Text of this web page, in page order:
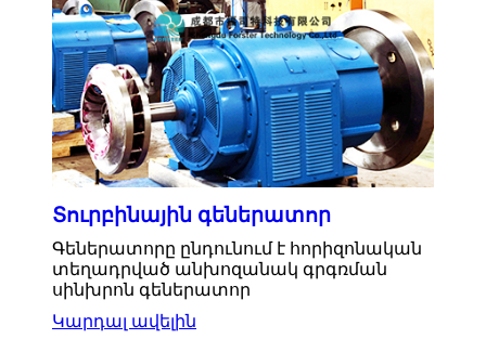
Տուրբինային գեներատոր
Գեներատորը ընդունում է հորիզոնական
տեղադրված անխոզանակ գրգռման
սինխրոն գեներատոր
Կարդալ ավելին